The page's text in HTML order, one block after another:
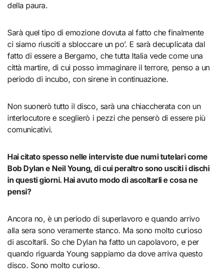
della paura.
Sarà quel tipo di emozione dovuta al fatto che finalmente
ci siamo riusciti a sbloccare un po’. E sarà decuplicata dal
fatto di essere a Bergamo, che tutta Italia vede come una
città martire, di cui posso immaginare il terrore, penso a un
periodo di incubo, con sirene in continuazione.
Non suonerò tutto il disco, sarà una chiaccherata con un
interlocutore e sceglierò i pezzi che penserò di essere più
comunicativi.
Hai citato spesso nelle interviste due numi tutelari come
Bob Dylan e Neil Young, di cui peraltro sono usciti i dischi
in questi giorni. Hai avuto modo di ascoltarli e cosa ne
pensi?
Ancora no, è un periodo di superlavoro e quando arrivo
alla sera sono veramente stanco. Ma sono molto curioso
di ascoltarli. So che Dylan ha fatto un capolavoro, e per
quando riguarda Young sappiamo da dove arriva questo
disco. Sono molto curioso.